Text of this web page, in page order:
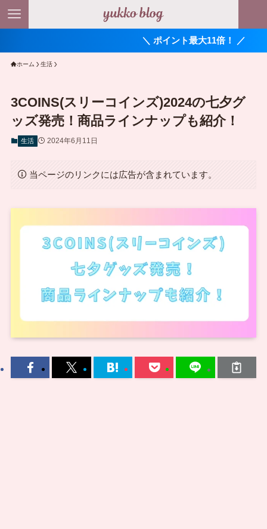
＼ ポイント最大11倍！ ／
ホーム 生活
3COINS(スリーコインズ)2024の七夕グ
ッズ発売！商品ラインナップも紹介！
生活 2024年6月11日
当ページのリンクには広告が含まれています。